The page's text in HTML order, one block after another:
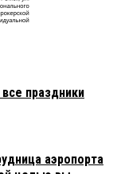
праздники
аэропорта